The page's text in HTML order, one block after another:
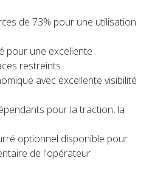
de 73% pour une utilisation
pour une excellente
restreints
avec excellente visibilité
pour la traction, la
optionnel disponible pour
de l'opérateur